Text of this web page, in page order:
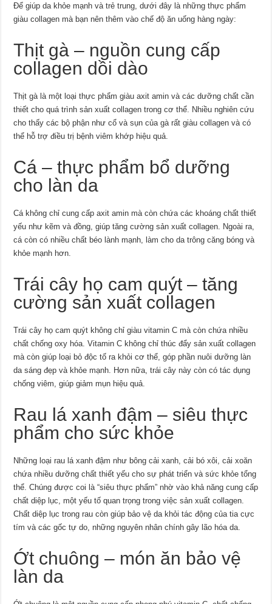
Để giúp da khỏe mạnh và trẻ trung, dưới đây là những thực phẩm
giàu collagen mà bạn nên thêm vào chế độ ăn uống hàng ngày:
Thịt gà – nguồn cung cấp
collagen dồi dào
Thịt gà là một loại thực phẩm giàu axit amin và các dưỡng chất cần
thiết cho quá trình sản xuất collagen trong cơ thể. Nhiều nghiên cứu
cho thấy các bộ phận như cổ và sụn của gà rất giàu collagen và có
thể hỗ trợ điều trị bệnh viêm khớp hiệu quả.
Cá – thực phẩm bổ dưỡng
cho làn da
Cá không chỉ cung cấp axit amin mà còn chứa các khoáng chất thiết
yếu như kẽm và đồng, giúp tăng cường sản xuất collagen. Ngoài ra,
cá còn có nhiều chất béo lành mạnh, làm cho da trông căng bóng và
khỏe mạnh hơn.
Trái cây họ cam quýt – tăng
cường sản xuất collagen
Trái cây họ cam quýt không chỉ giàu vitamin C mà còn chứa nhiều
chất chống oxy hóa. Vitamin C không chỉ thúc đẩy sản xuất collagen
mà còn giúp loại bỏ độc tố ra khỏi cơ thể, góp phần nuôi dưỡng làn
da sáng đẹp và khỏe mạnh. Hơn nữa, trái cây này còn có tác dụng
chống viêm, giúp giảm mụn hiệu quả.
Rau lá xanh đậm – siêu thực
phẩm cho sức khỏe
Những loại rau lá xanh đậm như bông cải xanh, cải bó xôi, cải xoăn
chứa nhiều dưỡng chất thiết yếu cho sự phát triển và sức khỏe tổng
thể. Chúng được coi là “siêu thực phẩm” nhờ vào khả năng cung cấp
chất diệp lục, một yếu tố quan trọng trong việc sản xuất collagen.
Chất diệp lục trong rau còn giúp bảo vệ da khỏi tác động của tia cực
tím và các gốc tự do, những nguyên nhân chính gây lão hóa da.
Ớt chuông – món ăn bảo vệ
làn da